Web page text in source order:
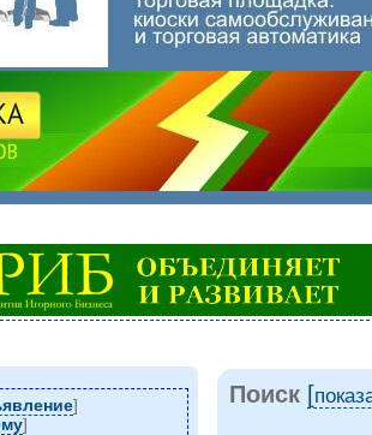
]
]
Поиск [